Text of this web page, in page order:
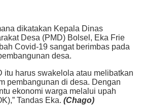
dikatakan Kepala Dinas
Desa (PMD) Bolsel, Eka Frie
Covid-19 sangat berimbas pada
desa.
itu harus swakelola atau melibatkan
pembangunan di desa. Dengan
ekonomi warga melalui upah
Tandas Eka. (Chago)